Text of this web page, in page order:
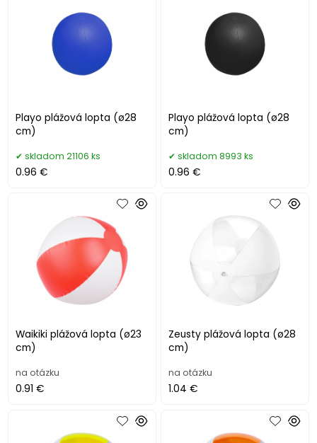
Playo plážová lopta (ø28
cm)
skladom 21106 ks
0.96 €
Playo plážová lopta (ø28
cm)
skladom 8993 ks
0.96 €
Waikiki plážová lopta (ø23
cm)
na otázku
0.91 €
Zeusty plážová lopta (ø28
cm)
na otázku
1.04 €